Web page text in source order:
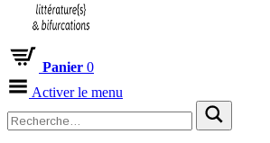
Panier 0
Activer le menu